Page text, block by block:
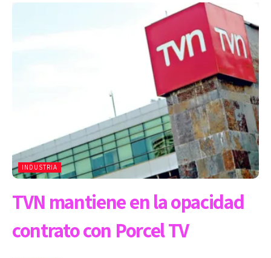
INDUSTRIA
TVN mantiene en la opacidad
contrato con Porcel TV